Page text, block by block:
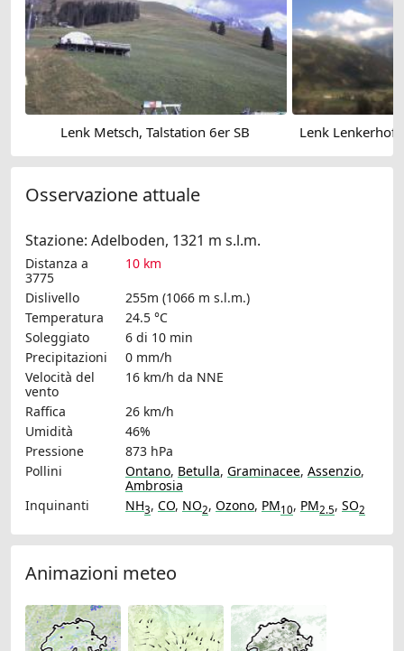
Lenk Metsch, Talstation 6er SB
Osservazione attuale
Stazione: Adelboden, 1321 m s.l.m.
Distanza a
3775
10 km
Dislivello
255m (1066 m s.l.m.)
Temperatura
24.5 °C
Soleggiato
6 di 10 min
Precipitazioni
0 mm/h
Velocità del
vento
16 km/h da NNE
Raffica
26 km/h
Umidità
46%
Pressione
873 hPa
Pollini
Ontano, Betulla, Graminacee, Assenzio,
Ambrosia
Inquinanti
NH3, CO, NO2, Ozono, PM10, PM2.5, SO2
Animazioni meteo